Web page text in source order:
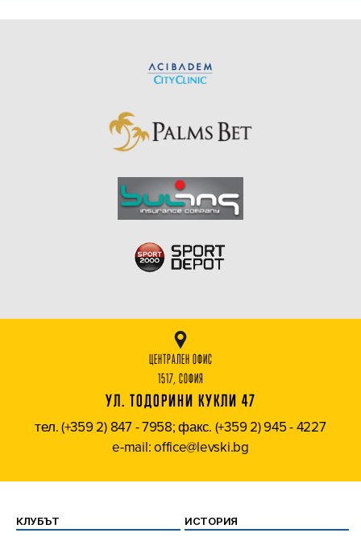
ЦЕНТРАЛЕН ОФИС
1517, СОФИЯ
УЛ. ТОДОРИНИ КУКЛИ 47
тел. (+359 2) 847 - 7958; факс. (+359 2) 945 - 4227
e-mail: office@levski.bg
КЛУБЪТ ИСТОРИЯ